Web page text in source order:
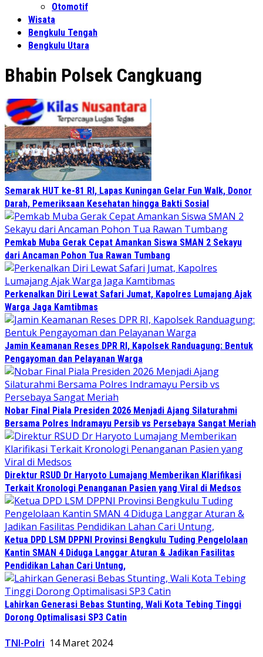
Otomotif
Wisata
Bengkulu Tengah
Bengkulu Utara
Bhabin Polsek Cangkuang
Semarak HUT ke-81 RI, Lapas Kuningan Gelar Fun Walk, Donor
Darah, Pemeriksaan Kesehatan hingga Bakti Sosial
Pemkab Muba Gerak Cepat Amankan Siswa SMAN 2 Sekayu
dari Ancaman Pohon Tua Rawan Tumbang
Perkenalkan Diri Lewat Safari Jumat, Kapolres Lumajang Ajak
Warga Jaga Kamtibmas
Jamin Keamanan Reses DPR RI, Kapolsek Randuagung: Bentuk
Pengayoman dan Pelayanan Warga
Nobar Final Piala Presiden 2026 Menjadi Ajang Silaturahmi
Bersama Polres Indramayu Persib vs Persebaya Sangat Meriah
Direktur RSUD Dr Haryoto Lumajang Memberikan Klarifikasi
Terkait Kronologi Penanganan Pasien yang Viral di Medsos
Ketua DPD LSM DPPNI Provinsi Bengkulu Tuding Pengelolaan
Kantin SMAN 4 Diduga Langgar Aturan & Jadikan Fasilitas
Pendidikan Lahan Cari Untung,
Lahirkan Generasi Bebas Stunting, Wali Kota Tebing Tinggi
Dorong Optimalisasi SP3 Catin
TNI-Polri 14 Maret 2024